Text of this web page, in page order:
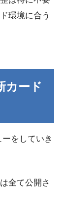
環境に合う
カード
をしていき
全て公開さ